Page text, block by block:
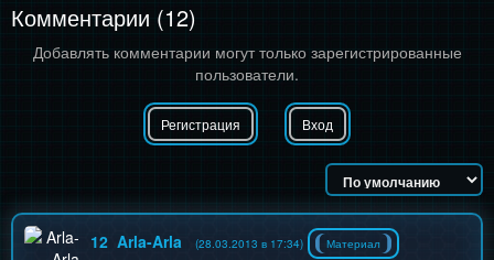
Комментарии (12)
Добавлять комментарии могут только зарегистрированные
пользователи.
Регистрация Вход
12 Arla-Arla (28.03.2013 в 17:34) Материал